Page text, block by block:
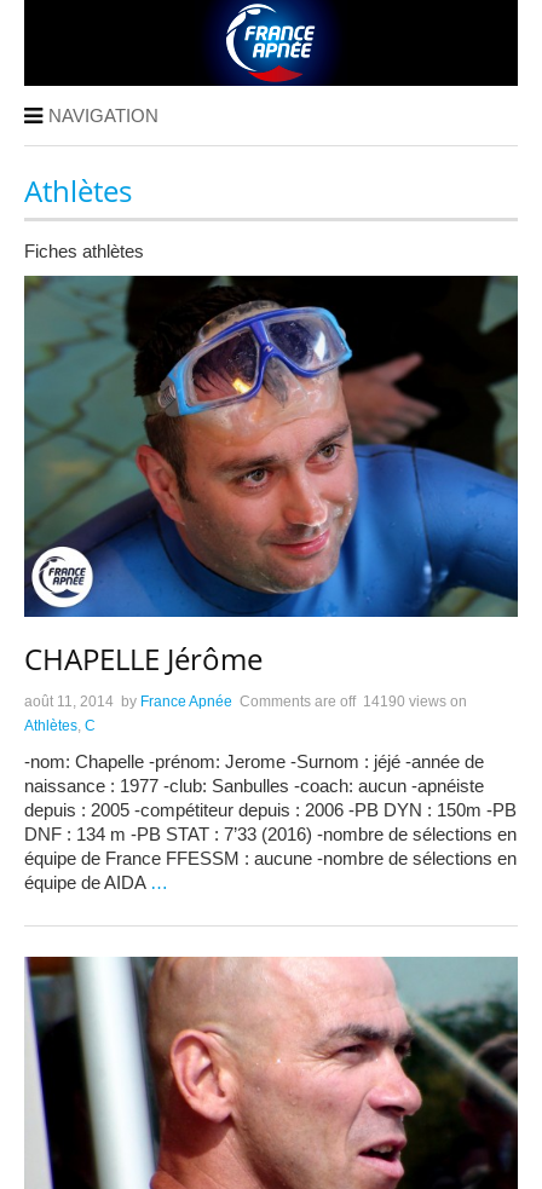
NAVIGATION
Athlètes
Fiches athlètes
CHAPELLE Jérôme
août 11, 2014 by France Apnée Comments are off 14190 views on
Athlètes, C
-nom: Chapelle -prénom: Jerome -Surnom : jéjé -année de
naissance : 1977 -club: Sanbulles -coach: aucun -apnéiste
depuis : 2005 -compétiteur depuis : 2006 -PB DYN : 150m -PB
DNF : 134 m -PB STAT : 7’33 (2016) -nombre de sélections en
équipe de France FFESSM : aucune -nombre de sélections en
équipe de AIDA …